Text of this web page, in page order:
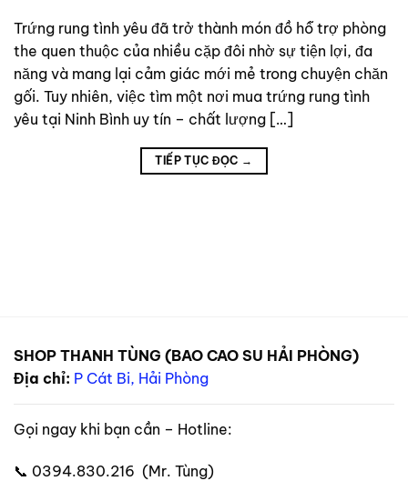
Trứng rung tình yêu đã trở thành món đồ hỗ trợ phòng
the quen thuộc của nhiều cặp đôi nhờ sự tiện lợi, đa
năng và mang lại cảm giác mới mẻ trong chuyện chăn
gối. Tuy nhiên, việc tìm một nơi mua trứng rung tình
yêu tại Ninh Bình uy tín – chất lượng […]
TIẾP TỤC ĐỌC →
SHOP THANH TÙNG (BAO CAO SU HẢI PHÒNG)
Địa chỉ: P Cát Bi, Hải Phòng
Gọi ngay khi bạn cần – Hotline:
📞 0394.830.216 (Mr. Tùng)